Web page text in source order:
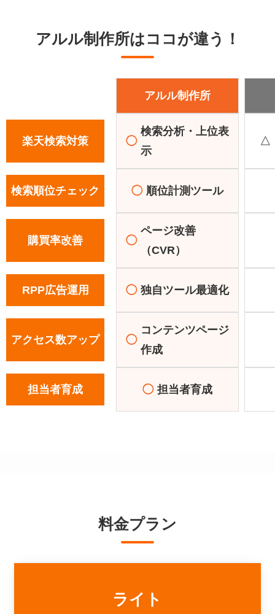
アルル制作所はココが違う！
アルル制作所
楽天検索対策 ◯
検索分析・上位表
示
△
検索順位チェック ◯ 順位計測ツール
購買率改善 ◯
ページ改善
（CVR）
RPP広告運用 ◯ 独自ツール最適化
アクセス数アップ ◯
コンテンツページ
作成
担当者育成 ◯ 担当者育成
料金プラン
ライト